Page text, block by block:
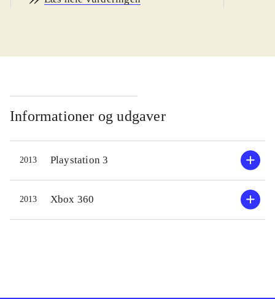
har vi en udvidelse til XCOM -
våben og teknologier. Som
skal man tage de beslutninger der
skal til, for at standse en invasion af
rumvæsener, der vil overtage jorden.
Spillet er todelt; dels skal man
navigere sine soldater rundt i
områder, hvor rumvæsener lurer, og
dels skal man beslutte hvilke
Informationer og udgaver
2013 Playstation 3
2013 Xbox 360